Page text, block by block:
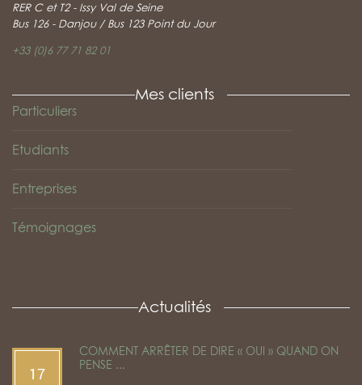
RER C et T2 - Issy Val de Seine
Bus 126 - Danjou / Bus 123 Point du Jour
+33 (0)6 77 71 82 01
Mes clients
Particuliers
Etudiants
Entreprises
Témoignages
Actualités
17
COMMENT ARRÊTER DE DIRE « OUI » QUAND ON
PENSE ...